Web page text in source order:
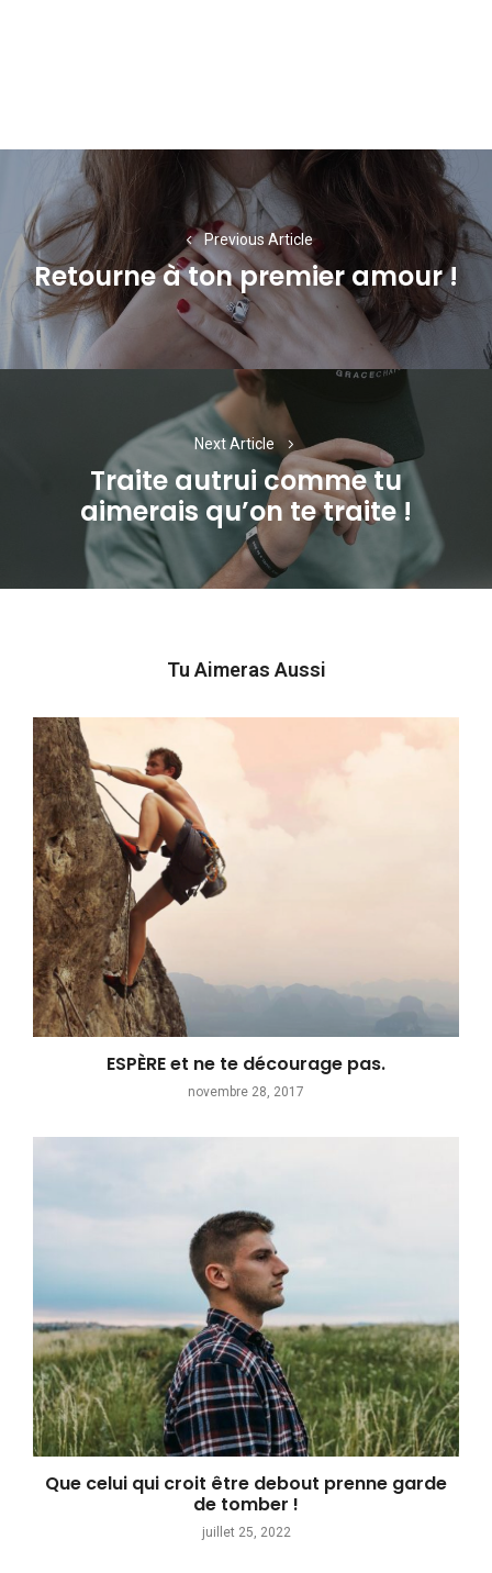
Navigation
de
l’article
Previous Article
Previous
post:
Retourne à ton premier amour !
Next Article
Next
post:
Traite autrui comme tu
aimerais qu’on te traite !
Tu Aimeras Aussi
ESPÈRE et ne te décourage pas.
novembre 28, 2017
Que celui qui croit être debout prenne garde
de tomber !
juillet 25, 2022